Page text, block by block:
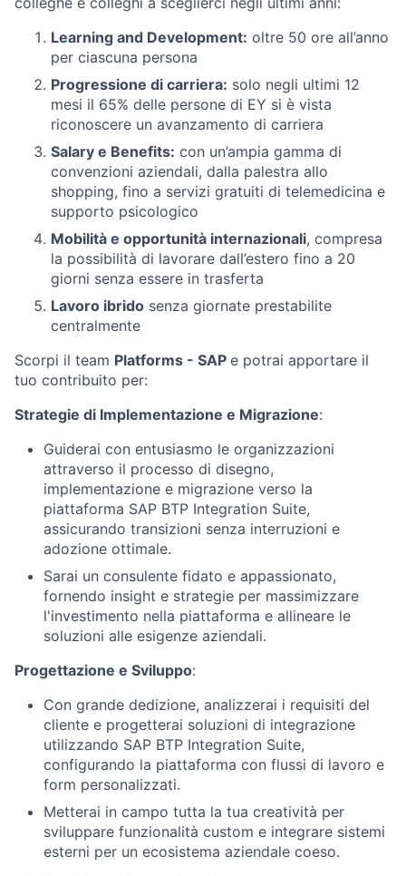
Learning and Development: oltre 50 ore all’anno
per ciascuna persona
Progressione di carriera: solo negli ultimi 12
mesi il 65% delle persone di EY si è vista
riconoscere un avanzamento di carriera
Salary e Benefits: con un’ampia gamma di
convenzioni aziendali, dalla palestra allo
shopping, fino a servizi gratuiti di telemedicina e
supporto psicologico
Mobilità e opportunità internazionali, compresa
la possibilità di lavorare dall’estero fino a 20
giorni senza essere in trasferta
Lavoro ibrido senza giornate prestabilite
centralmente
Scorpi il team Platforms - SAP e potrai apportare il
tuo contribuito per:
Strategie di Implementazione e Migrazione:
Guiderai con entusiasmo le organizzazioni
attraverso il processo di disegno,
implementazione e migrazione verso la
piattaforma SAP BTP Integration Suite,
assicurando transizioni senza interruzioni e
adozione ottimale.
Sarai un consulente fidato e appassionato,
fornendo insight e strategie per massimizzare
l'investimento nella piattaforma e allineare le
soluzioni alle esigenze aziendali.
Progettazione e Sviluppo:
Con grande dedizione, analizzerai i requisiti del
cliente e progetterai soluzioni di integrazione
utilizzando SAP BTP Integration Suite,
configurando la piattaforma con flussi di lavoro e
form personalizzati.
Metterai in campo tutta la tua creatività per
sviluppare funzionalità custom e integrare sistemi
esterni per un ecosistema aziendale coeso.